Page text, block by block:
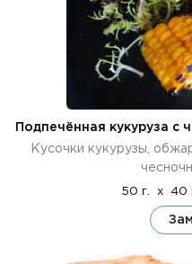
Подпечённая кукуруза с
Кусочки кукурузы,
50 г. x 40